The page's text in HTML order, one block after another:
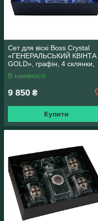
Сет для віскі Boss Crystal
«ГЕНЕРАЛЬСЬКИЙ КВІНТА
GOLD», графін, 4 склянки,
золото та срібло
В наявності
9 850 ₴
Купити